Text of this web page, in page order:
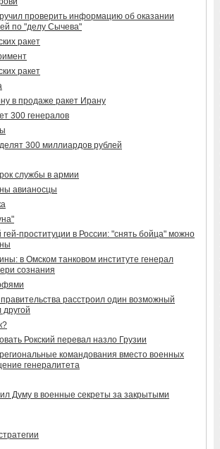
проверить информацию об оказании
по "делу Сычева"
ракет
ракет
в продаже ракет Ирану
300 генералов
300 миллиардов рублей
службы в армии
авианосцы
проституции в России: "снять бойца" можно
в Омском танковом институте генерал
сознания
расстроил один возможный
Рокский перевал назло Грузии
командования вместо военных
генералитета
Думу в военные секреты за закрытыми